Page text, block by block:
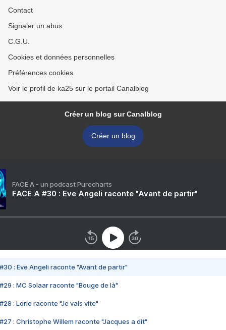
Contact
Signaler un abus
C.G.U.
Cookies et données personnelles
Préférences cookies
Voir le profil de ka25 sur le portail Canalblog
Créer un blog sur Canalblog
Créer un blog
FACE A - un podcast Purecharts
FACE A #30 : Eve Angeli raconte "Avant de partir"
#30 : Eve Angeli raconte "Avant de partir"
#29 : MC Solaar raconte "Bouge de là"
#28 : Lorie raconte "Je vais vite"
#27 : Christophe Willem raconte "Jacques a dit"